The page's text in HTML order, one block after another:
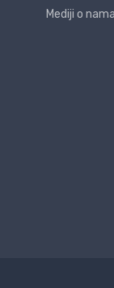
Mediji o nama